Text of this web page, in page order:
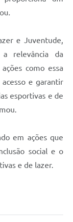
e Juventude,
a relevância da
como essa
e garantir
esportivas e de
em ações que
social e o
e de lazer.